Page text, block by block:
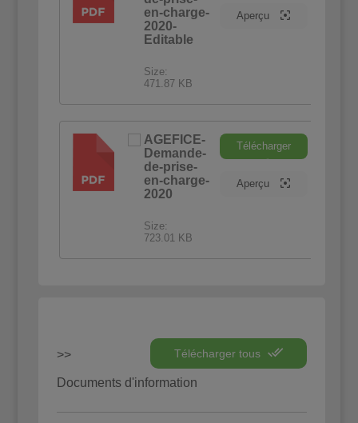
en-charge-
2020-
Editable
Size:
471.87 KB
Aperçu
AGEFICE-
Demande-
de-prise-
en-charge-
2020
Size:
723.01 KB
Télécharger
Aperçu
Télécharger tous
Documents d'information